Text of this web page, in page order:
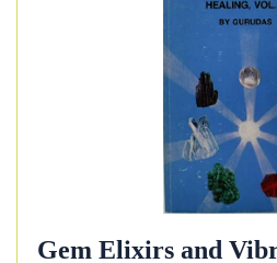
Gem Elixirs and